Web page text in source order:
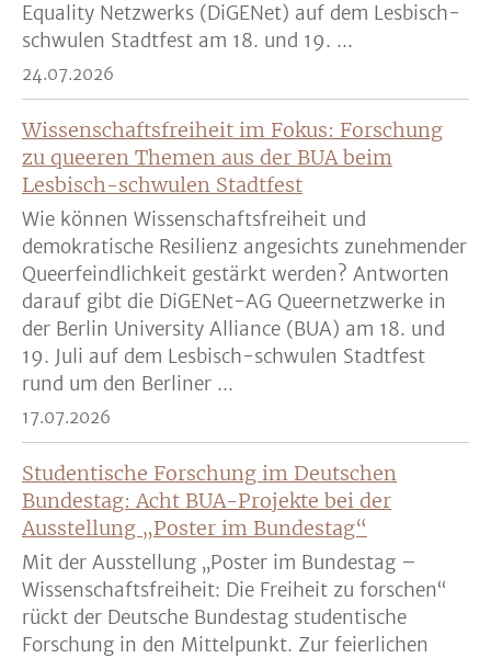
Equality Netzwerks (DiGENet) auf dem Lesbisch-
schwulen Stadtfest am 18. und 19. ...
24.07.2026
Wissenschaftsfreiheit im Fokus: Forschung
zu queeren Themen aus der BUA beim
Lesbisch-schwulen Stadtfest
Wie können Wissenschaftsfreiheit und
demokratische Resilienz angesichts zunehmender
Queerfeindlichkeit gestärkt werden? Antworten
darauf gibt die DiGENet-AG Queernetzwerke in
der Berlin University Alliance (BUA) am 18. und
19. Juli auf dem Lesbisch-schwulen Stadtfest
rund um den Berliner ...
17.07.2026
Studentische Forschung im Deutschen
Bundestag: Acht BUA-Projekte bei der
Ausstellung „Poster im Bundestag“
Mit der Ausstellung „Poster im Bundestag –
Wissenschaftsfreiheit: Die Freiheit zu forschen“
rückt der Deutsche Bundestag studentische
Forschung in den Mittelpunkt. Zur feierlichen